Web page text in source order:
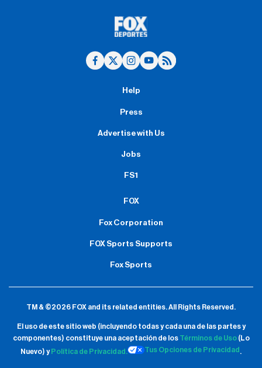
Help
Press
Advertise with Us
Jobs
FS1
FOX
Fox Corporation
FOX Sports Supports
Fox Sports
TM & ©2026 FOX and its related entities.All Rights Reserved.
El uso de este sitio web (incluyendo todas y cada una de las partes y
componentes) constituye una aceptación de los Términos de Uso(Lo
Nuevo) y Política de Privacidad. Tus Opciones de Privacidad .